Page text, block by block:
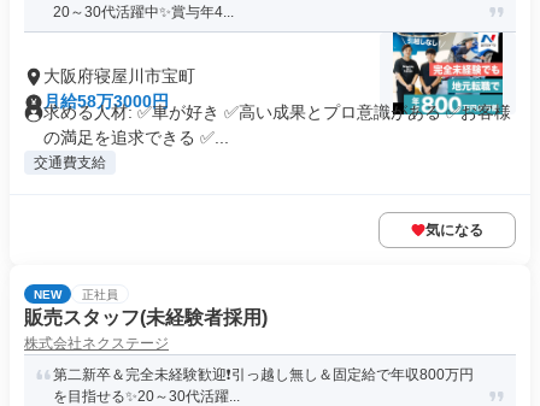
20～30代活躍中✨賞与年4...
大阪府寝屋川市宝町
月給58万3000円
求める人材: ✅車が好き ✅高い成果とプロ意識がある ✅お客様
の満足を追求できる ✅...
交通費支給
気になる
NEW 正社員
販売スタッフ(未経験者採用)
株式会社ネクステージ
第二新卒＆完全未経験歓迎❗引っ越し無し＆固定給で年収800万円
を目指せる✨20～30代活躍...